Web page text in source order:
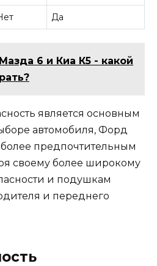
Да
Мазда 6 и Киа К5 - какой
является основным
автомобиля, Форд
предпочтительным
своему более широкому
и подушкам
и переднего